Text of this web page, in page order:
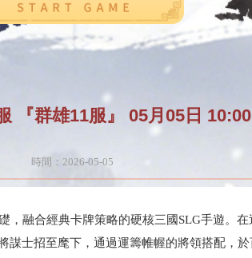
『群雄11服』 05月05日
時間：2026-05-05
融合經典卡牌策略的硬核三國SLG手遊。
謀士招至麾下，通過運籌帷幄的將領搭配，